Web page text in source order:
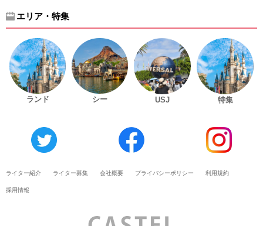
エリア・特集
ランド シー USJ 特集
ライター紹介 ライター募集 会社概要 プライバシーポリシー 利用規約
採用情報